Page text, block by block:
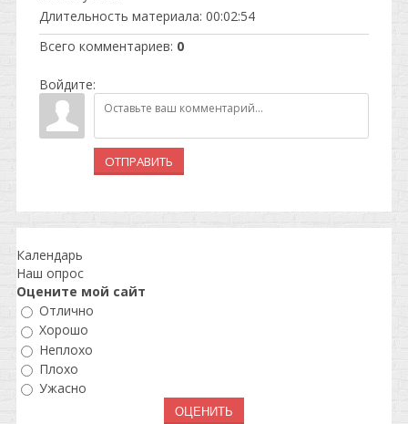
Длительность материала: 00:02:54
Всего комментариев: 0
Войдите:
ОТПРАВИТЬ
Календарь
Наш опрос
Оцените мой сайт
Отлично
Хорошо
Неплохо
Плохо
Ужасно